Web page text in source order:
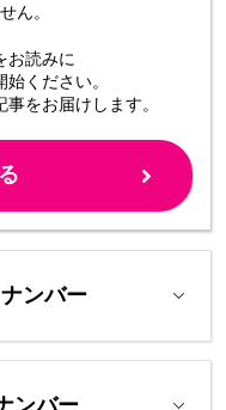
ん。
お読みに
ください。
事をお届けします。
ンバー
ンバー